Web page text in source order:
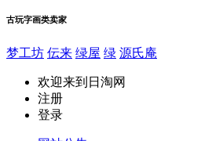
古玩字画类卖家
梦工坊 伝来 绿屋 绿 源氏庵
欢迎来到日淘网
注册
登录